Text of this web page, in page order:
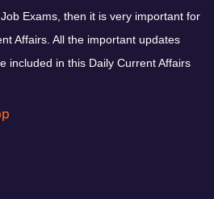
Exams, then it is very important for
Affairs. All the important updates
included in this Daily Current Affairs